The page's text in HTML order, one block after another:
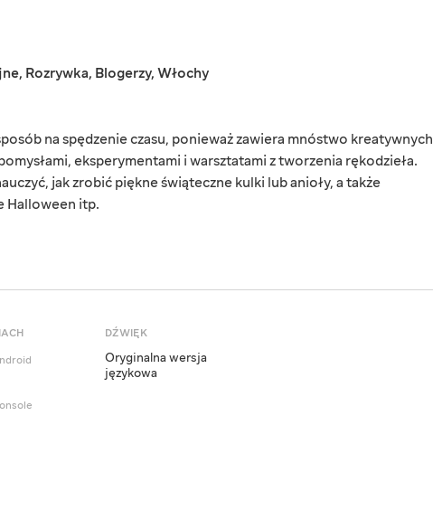
, Rozrywka, Blogerzy, Włochy
na spędzenie czasu, ponieważ zawiera mnóstwo kreatywnych
eksperymentami i warsztatami z tworzenia rękodzieła.
jak zrobić piękne świąteczne kulki lub anioły, a także
Halloween itp.
DŹWIĘK
Oryginalna wersja
językowa